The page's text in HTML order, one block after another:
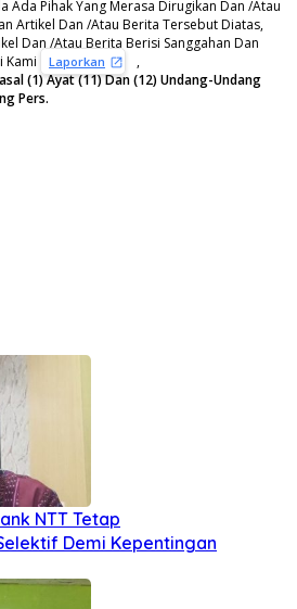
Ada Pihak Yang Merasa Dirugikan Dan /Atau
Artikel Dan /Atau Berita Tersebut Diatas,
Dan /Atau Berita Berisi Sanggahan Dan
Kami
Laporkan
,
(1) Ayat (11) Dan (12) Undang-Undang
Pers.
NTT Tetap
Demi Kepentingan